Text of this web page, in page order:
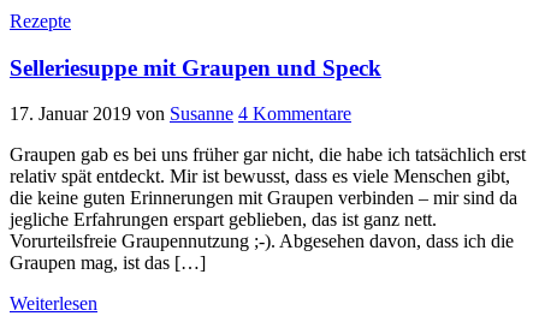
Rezepte
Selleriesuppe mit Graupen und Speck
17. Januar 2019 von Susanne 4 Kommentare
Graupen gab es bei uns früher gar nicht, die habe ich tatsächlich erst
relativ spät entdeckt. Mir ist bewusst, dass es viele Menschen gibt,
die keine guten Erinnerungen mit Graupen verbinden – mir sind da
jegliche Erfahrungen erspart geblieben, das ist ganz nett.
Vorurteilsfreie Graupennutzung ;-). Abgesehen davon, dass ich die
Graupen mag, ist das […]
Weiterlesen